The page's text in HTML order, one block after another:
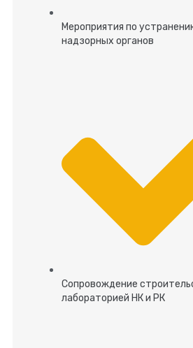
Мероприятия по
надзорных органов
Сопровождение
лабораторией НК и РК